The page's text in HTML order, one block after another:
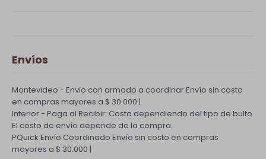
Envíos
Montevideo - Envio con armado a coordinarEnvío sin costo
en compras mayores a $ 30.000 |
Interior - Paga al Recibir: Costo dependiendo del tipo de bulto
El costo de envío depende de la compra.
PQuick Envío Coordinado Envío sin costo en compras
mayores a $ 30.000 |